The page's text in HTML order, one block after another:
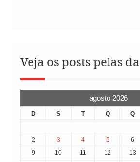
Veja os posts pelas
agosto 2026
D S T Q Q
2
3 4 5 6
9
10 11 12 13